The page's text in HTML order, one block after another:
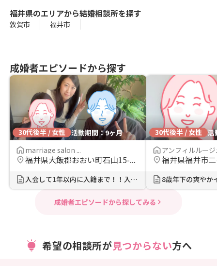
福井県のエリアから結婚相談所を探す
敦賀市 福井市
成婚者エピソードから探す
30代後半 / 女性 活動期間：9ヶ月
marriage salon ...
福井県大飯郡おおい町石山15-...
入会して1年以内に入籍まで！！入会...
30代後半 / 女性 活
アンフィルルー
福井県福井市
成婚者エピソードから探してみる
希望の相談所が見つからない方へ